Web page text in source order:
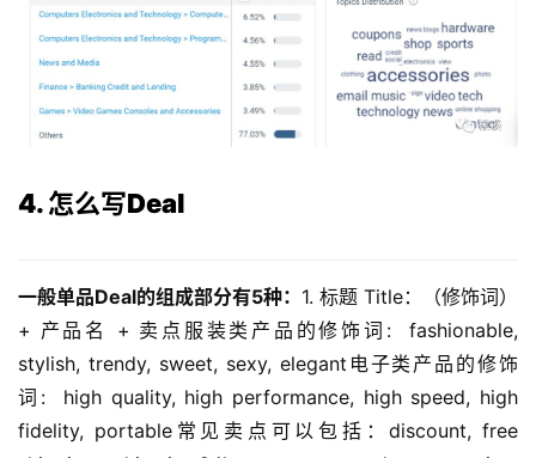
4. 怎么写Deal
一般单品Deal的组成部分有5种： 1. 标题 Title：（修饰词）
+ 产品名 + 卖点服装类产品的修饰词:  fashionable,
stylish, trendy, sweet, sexy, elegant电子类产品的修饰
词:  high quality, high performance, high speed, high
fidelity, portable常见卖点可以包括：discount, free